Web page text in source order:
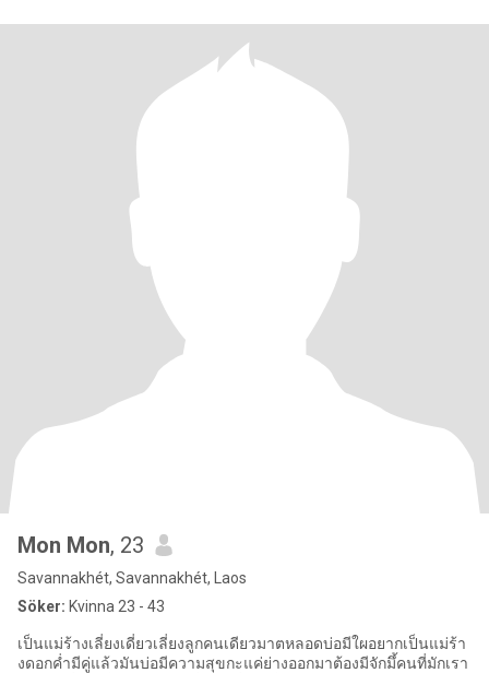
Mon Mon, 23
Savannakhét, Savannakhét, Laos
Söker: Kvinna 23 - 43
เป็นแม่ร้างเลี่ยงเดี่ยวเลี่ยงลูกคนเดียวมาตหลอดบ่อมีใผอยากเป็นแม่ร้า
งดอกค่ำมีคู่แล้วมันบ่อมีความสุขกะแค่ย่างออกมาต้องมีจักมึ้คนที่มักเรา